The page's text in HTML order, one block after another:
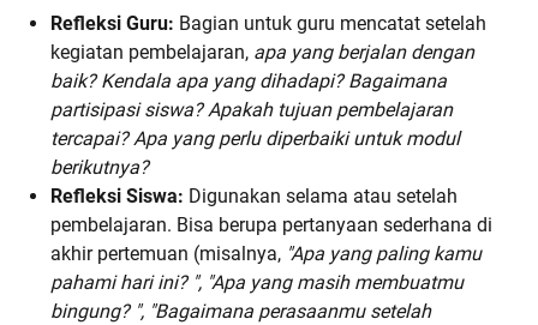
Refleksi Guru: Bagian untuk guru mencatat setelah
kegiatan pembelajaran, apa yang berjalan dengan
baik? Kendala apa yang dihadapi? Bagaimana
partisipasi siswa? Apakah tujuan pembelajaran
tercapai? Apa yang perlu diperbaiki untuk modul
berikutnya?
Refleksi Siswa: Digunakan selama atau setelah
pembelajaran. Bisa berupa pertanyaan sederhana di
akhir pertemuan (misalnya, "Apa yang paling kamu
pahami hari ini? ", "Apa yang masih membuatmu
bingung? ", "Bagaimana perasaanmu setelah